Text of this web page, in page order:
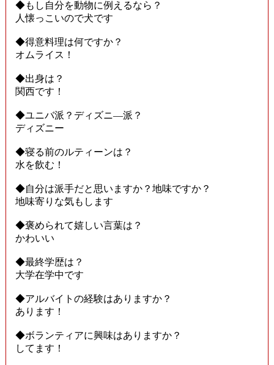
◆もし自分を動物に例えるなら？
人懐っこいので犬です
◆得意料理は何ですか？
オムライス！
◆出身は？
関西です！
◆ユニバ派？ディズニ―派？
ディズニー
◆寝る前のルティーンは？
水を飲む！
◆自分は派手だと思いますか？地味ですか？
地味寄りな気もします
◆褒められて嬉しい言葉は？
かわいい
◆最終学歴は？
大学在学中です
◆アルバイトの経験はありますか？
あります！
◆ボランティアに興味はありますか？
してます！